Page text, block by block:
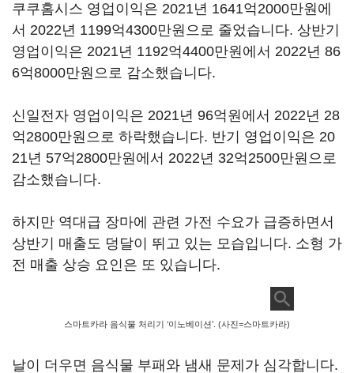
쿠쿠홈시스 영업이익은 2021년 1641억2000만원에
서 2022년 1199억4300만원으로 줄었습니다. 상반기
영업이익은 2021년 1192억4400만원에서 2022년 86
6억8000만원으로 감소했습니다.
신일전자 영업이익은 2021년 96억원에서 2022년 28
억2800만원으로 하락했습니다. 반기 영업이익은 20
21년 57억2800만원에서 2022년 32억2500만원으로
감소했습니다.
하지만 역대급 장마에 관련 가전 수요가 급증하면서
상반기 매출도 덩달이 뛰고 있는 모습입니다. 소형 가
전 매출 상승 요인은 또 있습니다.
스마트카라 음식물 처리기 ‘이노베이션’. (사진=스마트카라)
날이 더우면 음식물 부패와 냄새 문제가 심각합니다.